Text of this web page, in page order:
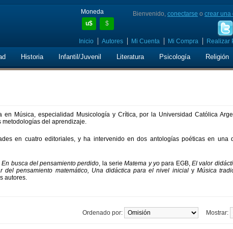
Moneda
u$
$
Bienvenido, conectarse o crear una
Inicio Autores Mi Cuenta Mi Compra Realizar
Historia Infantil/Juvenil Literatura Psicología Religión
en Música, especialidad Musicología y Crítica, por la Universidad Católica
metodologías del aprendizaje.
en cuatro editoriales, y ha intervenido en dos antologías poéticas en una
En busca del pensamiento perdido, la serieMatema y yopara EGB,El valor
del pensamiento matemático, Una didáctica para el nivel inicialy Música
autores.
Mostrar:
Ordenado por: